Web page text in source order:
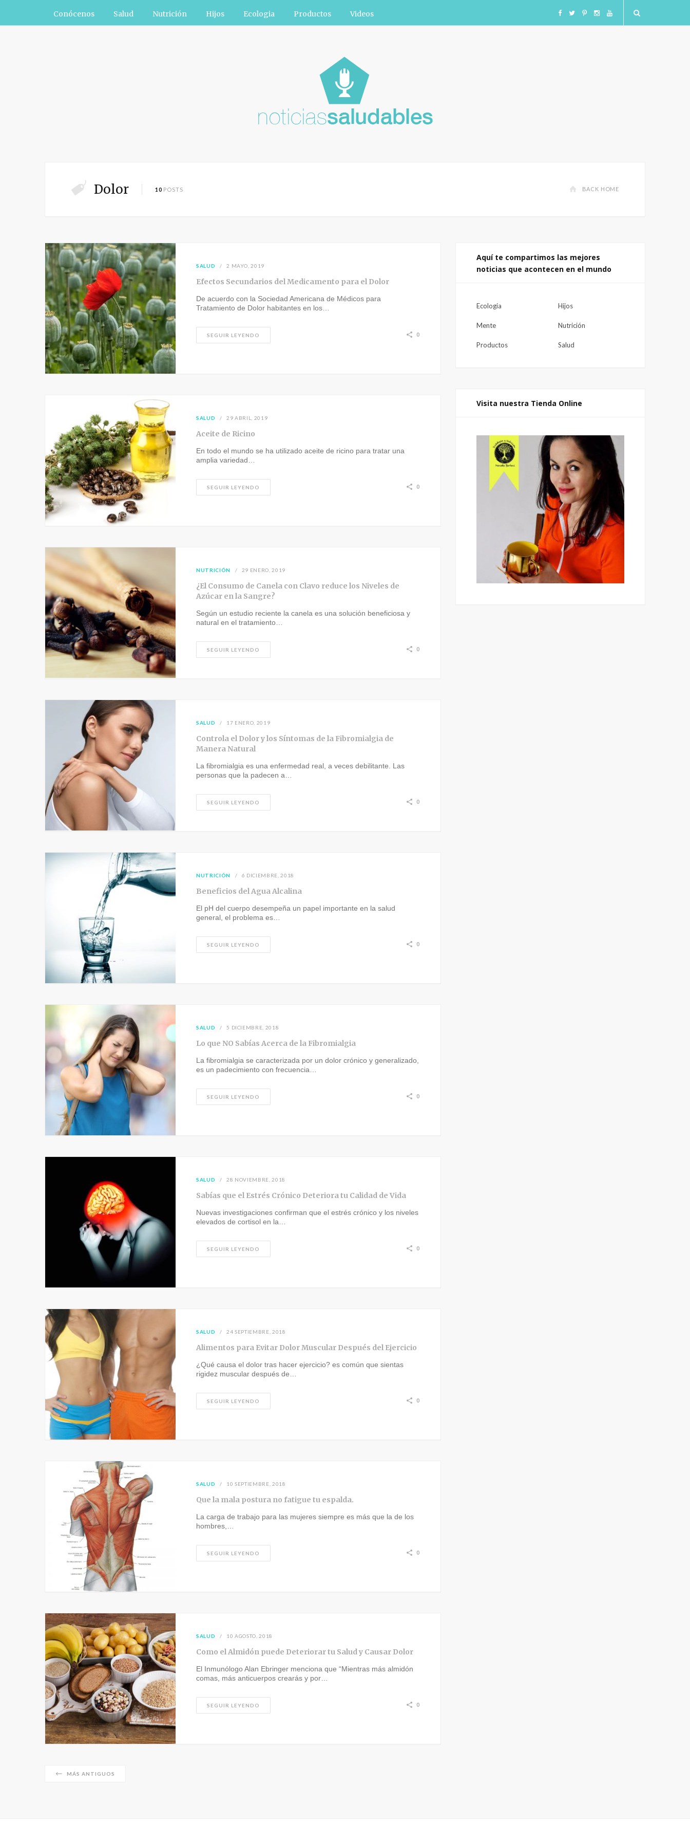
Conócenos Salud Nutrición Hijos Ecologia Productos Videos F T I
a
I
a
Y
Dolor 10 POSTS BACK HOME
SALUD 2 MAYO, 2019
Efectos Secundarios del Medicamento para el Dolor
De acuerdo con la Sociedad Americana de Médicos para
Tratamiento de Dolor habitantes en los…
SEGUIR LEYENDO 0
SALUD 29 ABRIL, 2019
Aceite de Ricino
En todo el mundo se ha utilizado aceite de ricino para tratar una
amplia variedad…
SEGUIR LEYENDO 0
NUTRICIÓN 29 ENERO, 2019
¿El Consumo de Canela con Clavo reduce los Niveles de
Azúcar en la Sangre?
Según un estudio reciente la canela es una solución beneficiosa y
natural en el tratamiento…
SEGUIR LEYENDO 0
SALUD 17 ENERO, 2019
Controla el Dolor y los Síntomas de la Fibromialgia de
Manera Natural
La fibromialgia es una enfermedad real, a veces debilitante. Las
personas que la padecen a…
SEGUIR LEYENDO 0
NUTRICIÓN 6 DICIEMBRE, 2018
Beneficios del Agua Alcalina
El pH del cuerpo desempeña un papel importante en la salud
general, el problema es…
SEGUIR LEYENDO 0
SALUD 5 DICIEMBRE, 2018
Lo que NO Sabías Acerca de la Fibromialgia
La fibromialgia se caracterizada por un dolor crónico y generalizado,
es un padecimiento con frecuencia…
SEGUIR LEYENDO 0
SALUD 28 NOVIEMBRE, 2018
Sabías que el Estrés Crónico Deteriora tu Calidad de Vida
Nuevas investigaciones confirman que el estrés crónico y los niveles
elevados de cortisol en la…
SEGUIR LEYENDO 0
SALUD 24 SEPTIEMBRE, 2018
Alimentos para Evitar Dolor Muscular Después del Ejercicio
¿Qué causa el dolor tras hacer ejercicio? es común que sientas
rigidez muscular después de…
SEGUIR LEYENDO 0
SALUD 10 SEPTIEMBRE, 2018
Que la mala postura no fatigue tu espalda.
La carga de trabajo para las mujeres siempre es más que la de los
hombres,…
SEGUIR LEYENDO 0
SALUD 10 AGOSTO, 2018
Como el Almidón puede Deteriorar tu Salud y Causar Dolor
El Inmunólogo Alan Ebringer menciona que “Mientras más almidón
comas, más anticuerpos crearás y por…
SEGUIR LEYENDO 0
MÁS ANTIGUOS
Aquí te compartimos las mejores
noticias que acontecen en el mundo
Ecologia Hijos
Mente Nutrición
Productos Salud
Visita nuestra Tienda Online